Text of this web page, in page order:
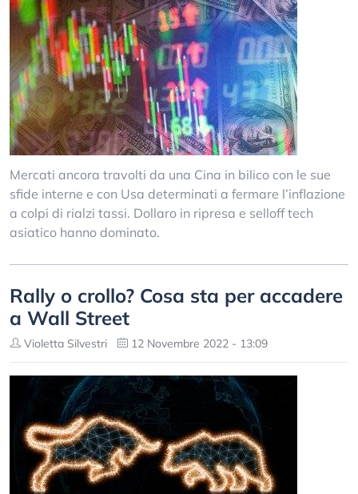
Mercati ancora travolti da una Cina in bilico con le sue
sfide interne e con Usa determinati a fermare l’inflazione
a colpi di rialzi tassi. Dollaro in ripresa e selloff tech
asiatico hanno dominato.
Rally o crollo? Cosa sta per accadere
a Wall Street
Violetta Silvestri 12 Novembre 2022 - 13:09